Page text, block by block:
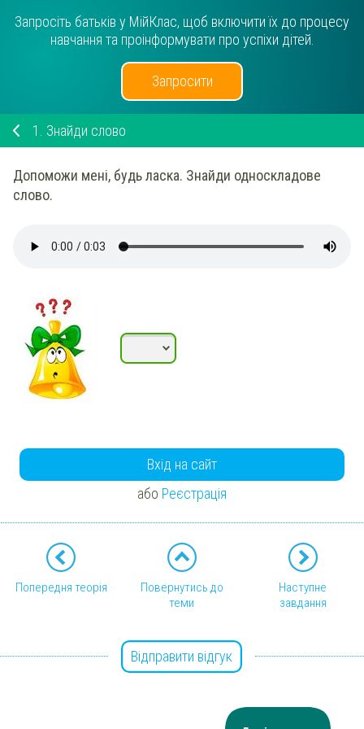
Запросіть батьків у МійКлас, щоб включити їх до процесу
навчання та проінформувати про успіхи дітей.
Запросити
1. Знайди слово
Допоможи мені, будь ласка. Знайди односкладове
слово.
Вхід на сайт
або Реєстрація
Попередня теорія
Повернутись до
теми
Наступне
завдання
Відправити відгук